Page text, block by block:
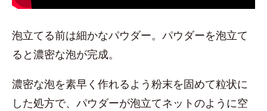
泡立てる前は細かなパウダー。パウダーを泡立て
ると濃密な泡が完成。
濃密な泡を素早く作れるよう粉末を固めて粒状に
した処方で、パウダーが泡立てネットのように空